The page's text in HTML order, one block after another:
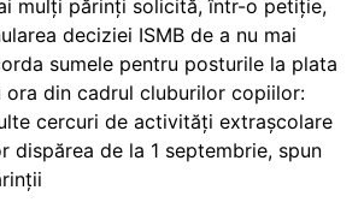
mulți părinți solicită, într-o petiție,
deciziei ISMB de a nu mai
sumele pentru posturile la plata
ora din cadrul cluburilor copiilor:
cercuri de activități extrașcolare
dispărea de la 1 septembrie, spun